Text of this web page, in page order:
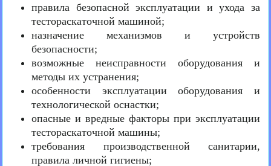
правила безопасной эксплуатации и ухода за
тестораскаточной машиной;
назначение механизмов и устройств
безопасности;
возможные неисправности оборудования и
методы их устранения;
особенности эксплуатации оборудования и
технологической оснастки;
опасные и вредные факторы при эксплуатации
тестораскаточной машины;
требования производственной санитарии,
правила личной гигиены;